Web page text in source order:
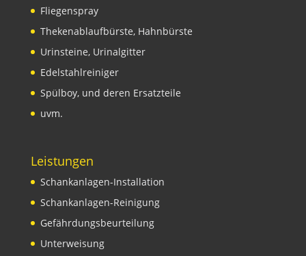
Fliegenspray
Thekenablaufbürste, Hahnbürste
Urinsteine, Urinalgitter
Edelstahlreiniger
Spülboy, und deren Ersatzteile
uvm.
Leistungen
Schankanlagen-Installation
Schankanlagen-Reinigung
Gefährdungsbeurteilung
Unterweisung